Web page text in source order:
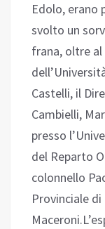
Edolo, erano
svolto un
frana, oltre
Castelli, il
Cambielli,
presso
del Reparto
colonnello
Provinciale